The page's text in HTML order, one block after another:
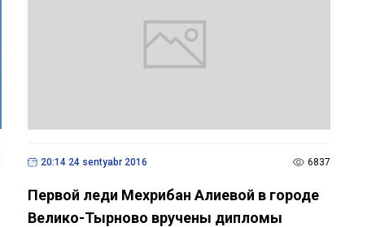
20:14 24 sentyabr 2016 6837
Первой леди Мехрибан Алиевой в городе
Велико-Тырново вручены дипломы